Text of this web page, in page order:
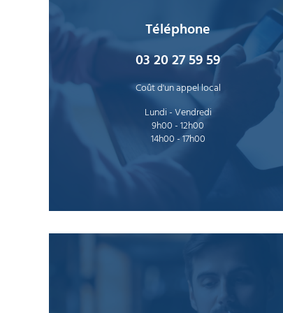
PERSONNE
AMÉNAGEMENT
Téléphone
03 20 27 59 59
Coût d'un appel local
Lundi - Vendredi
9h00 - 12h00
14h00 - 17h00